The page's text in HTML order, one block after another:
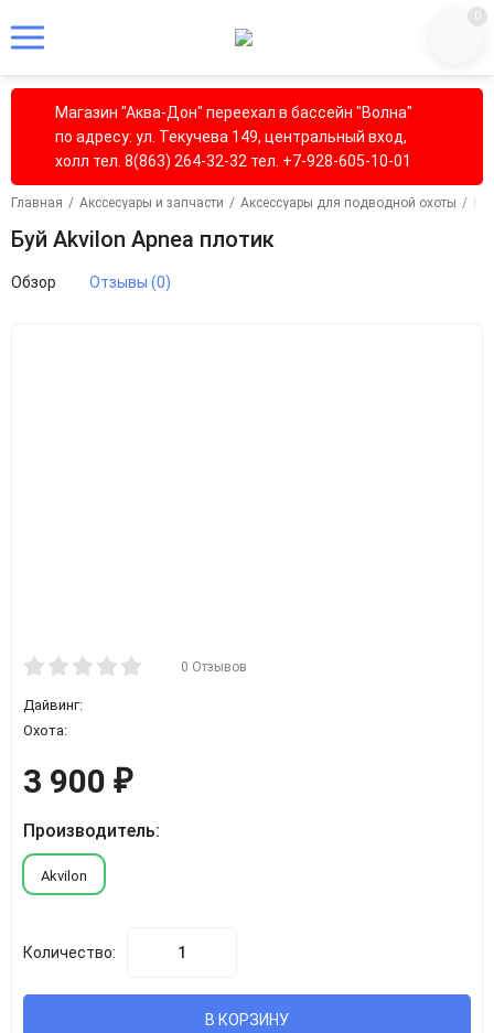
0
Магазин "Аква-Дон" переехал в бассейн "Волна"
по адресу: ул. Текучева 149, центральный вход,
холл тел. 8(863) 264-32-32 тел. +7-928-605-10-01
Главная / Акссесуары и запчасти / Аксессуары для подводной охоты /
Буй Akvilon Apnea плотик
Обзор Отзывы (0)
0 Отзывов
Дайвинг:
Охота:
3 900 ₽
Производитель:
Akvilon
Количество:
В КОРЗИНУ